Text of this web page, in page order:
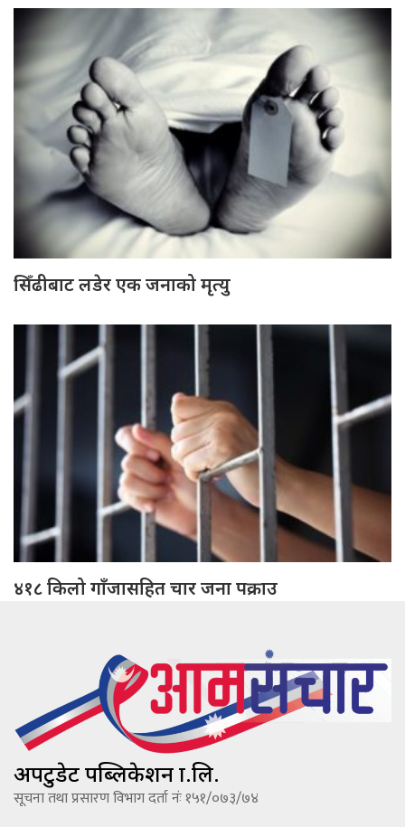
सिँढीबाट लडेर एक जनाको मृत्यु
४१८ किलो गाँजासहित चार जना पक्राउ
अपटुडेट पब्लिकेशन प्रा.लि.
सूचना तथा प्रसारण विभाग दर्ता नंः १५१/०७३/७४